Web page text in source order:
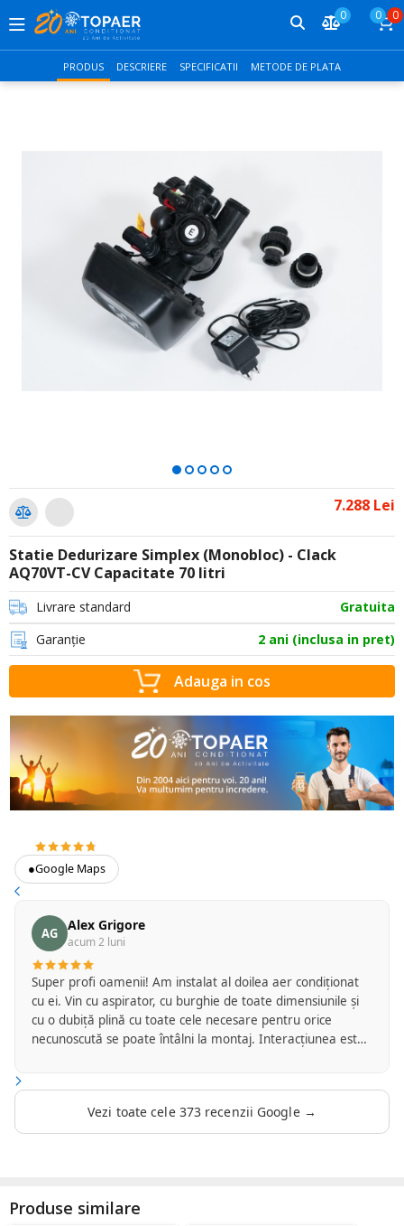
0 0 0
PRODUS DESCRIERE SPECIFICATII METODE DE PLATA
7.288 Lei
Statie Dedurizare Simplex (Monobloc) - Clack
AQ70VT-CV Capacitate 70 litri
Livrare standard
Gratuita
Garanție
2 ani (inclusa in pret)
Adauga in cos
●Google Maps
AG Alex Grigore
acum 2 luni
Super profi oamenii! Am instalat al doilea aer condiționat
cu ei. Vin cu aspirator, cu burghie de toate dimensiunile și
cu o dubiță plină cu toate cele necesare pentru orice
necunoscută se poate întâlni la montaj. Interacțiunea este
perete, fără mizerie în urmă, iar cele exterioare prinse
zdravăn. Marfa e bună. Eu mi-am pus cu ei două Daikin de
18.000 BTU în Pipera. Unul parcă e de anul trecut. Merge
Vezi toate cele 373 recenzii Google →
Produse similare